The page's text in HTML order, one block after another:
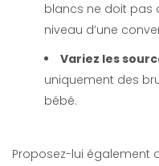
blancs ne doit pas
niveau d’une
Variez les
uniquement des
bébé.
Proposez-lui également